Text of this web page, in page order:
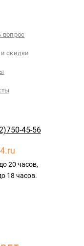
вопрос
скидки
45-56
20 часов,
18 часов.